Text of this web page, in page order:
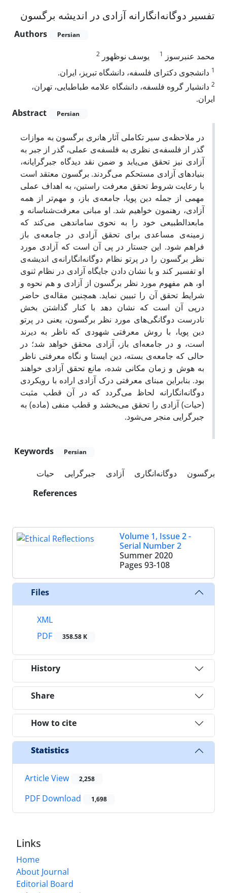
تفسیر دوگانه‌انگارانه آزادی در اندیشه برگسون
Authors Persian
محمد عنبرسوز 1 یوسف نوظهور 2
1 دانشجوی دکترای فلسفه، دانشگاه تبریز، ایران.
2 دانشیار گروه فلسفه، دانشگاه علامه طباطبایی، تهران،
ایران.
Abstract
Persian
در ملاحظه‌ی سیر تکاملی آثار هانری برگسون به موازات
گذر از فلسفه‌ی نظری به فلسفه‌ی عملی، گذر از جبر به
آزادی نیز تحقق می‌یابد و ضمن نقد دیدگاه جبرگرایانه،
بنیادهای آزادی مستحکم می‌گردند. برگسون معتقد است
با رعایت شروط تحقق معرفت راستین، به اهداف عملی
مهمی از جمله دین پویا، جامعه‌ی باز، و مهم‌تر از همه
آزادی، رهنمون خواهیم شد. او مبانی معرفت‌شناسانه و
مابعدالطبیعی خود را به نحوی ساماندهی می‌کند که
زمینه‌ی مساعدی برای تحقق آزادی در جامعه‌ی باز
فراهم شود. این جستار در پی آن است که آزادی مورد
نظر برگسون را در پرتو نظام دوگانه‌انگارانه‌ی اندیشه‌ی
او تفسیر کند و با نشان دادن جایگاه آزادی در نظام ثنوی
او، هم مفهوم مورد نظر برگسون از آزادی و هم نحوه و
شرایط تحقق آن را تبیین نماید. همچنین مقاله‌ی حاضر
درپی آن است که نشان دهد با کنار گذاشتن بخش
نادرست دوگانگی‌های مورد نظر برگسون، یعنی در پرتو
دین پویا، با روش معرفتی شهودی که ناظر به دیرند
است، و در جامعه‌ای باز، آزادی محقق خواهد شد؛ در
حالی که جامعه‌ی بسته، دین ایستا و نگاه معرفتی ناظر
به هوش و زمان مکانی شده، مانع تحقق آزادی خواهند
بود. بنابراین مبنای معرفتی درک آزادی اراده با رویکردی
دوگانه‌انگارانه لحاظ می‌گردد که در آن قطب مثبت
(حیات) آزادی را تحقق می‌بخشد و قطب منفی (ماده) به
جبرگرایی منجر می‌شود.
Keywords Persian
برگسون دوگانه‌انگاری آزادی جبرگرایی
حیات
References
Volume 1, Issue 2 -
Serial Number 2
Summer 2020
Pages 93-108
Files
XML
PDF
358.58 K
History
Share
How to cite
Statistics
Article View 2,258
PDF Download 1,698
Links
Home
About Journal
Editorial Board